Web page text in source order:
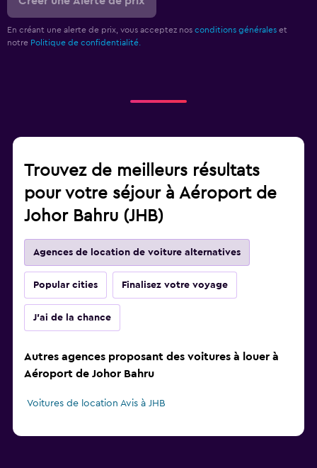
En créant une alerte de prix, vous acceptez nos conditions générales et
notre Politique de confidentialité.
Trouvez de meilleurs résultats
pour votre séjour à Aéroport de
Johor Bahru (JHB)
Agences de location de voiture alternatives
Popular cities Finalisez votre voyage
J'ai de la chance
Autres agences proposant des voitures à louer à
Aéroport de Johor Bahru
Voitures de location Avis à JHB